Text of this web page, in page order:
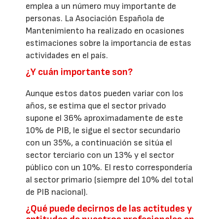
emplea a un número muy importante de
personas. La Asociación Española de
Mantenimiento ha realizado en ocasiones
estimaciones sobre la importancia de estas
actividades en el país.
¿Y cuán importante son?
Aunque estos datos pueden variar con los
años, se estima que el sector privado
supone el 36% aproximadamente de este
10% de PIB, le sigue el sector secundario
con un 35%, a continuación se sitúa el
sector terciario con un 13% y el sector
público con un 10%. El resto correspondería
al sector primario (siempre del 10% del total
de PIB nacional).
¿Qué puede decirnos de las actitudes y